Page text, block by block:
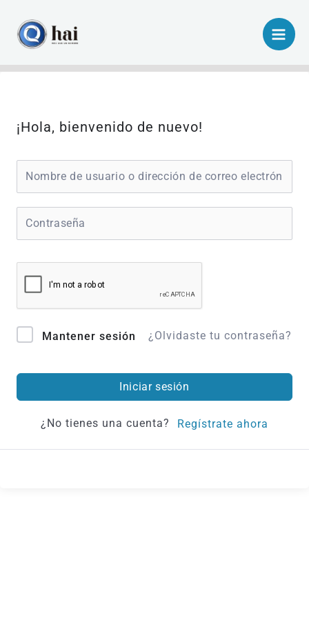
contenido
¡Hola, bienvenido de nuevo!
Mantener sesión ¿Olvidaste tu contraseña?
Iniciar sesión
¿No tienes una cuenta? Regístrate ahora